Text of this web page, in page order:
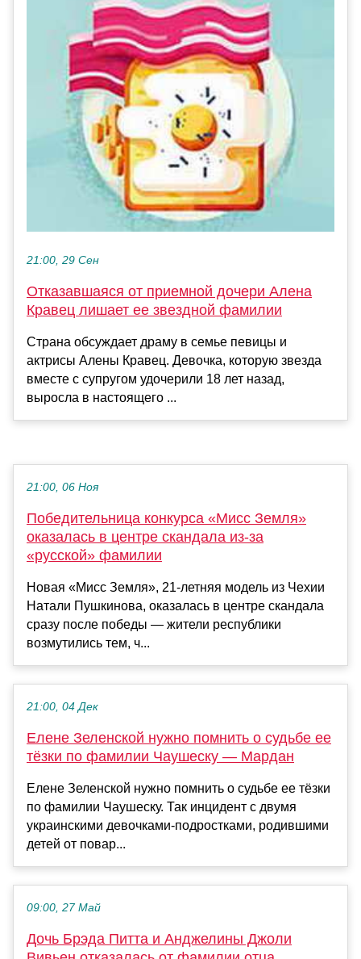
21:00, 29 Сен
Отказавшаяся от приемной дочери Алена
Кравец лишает ее звездной фамилии
Страна обсуждает драму в семье певицы и
актрисы Алены Кравец. Девочка, которую звезда
вместе с супругом удочерили 18 лет назад,
выросла в настоящего ...
21:00, 06 Ноя
Победительница конкурса «Мисс Земля»
оказалась в центре скандала из-за
«русской» фамилии
Новая «Мисс Земля», 21-летняя модель из Чехии
Натали Пушкинова, оказалась в центре скандала
сразу после победы — жители республики
возмутились тем, ч...
21:00, 04 Дек
Елене Зеленской нужно помнить о судьбе ее
тёзки по фамилии Чаушеску — Мардан
Елене Зеленской нужно помнить о судьбе ее тёзки
по фамилии Чаушеску. Так инцидент с двумя
украинскими девочками-подростками, родившими
детей от повар...
09:00, 27 Май
Дочь Брэда Питта и Анджелины Джоли